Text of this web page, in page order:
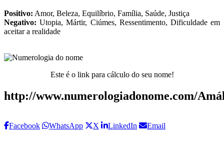
Positivo: Amor, Beleza, Equilíbrio, Família, Saúde, Justiça
Negativo: Utopia, Mártir, Ciúmes, Ressentimento, Dificuldade em
aceitar a realidade
Este é o link para cálculo do seu nome!
http://www.numerologiadonome.com/
Facebook WhatsApp X LinkedIn Email